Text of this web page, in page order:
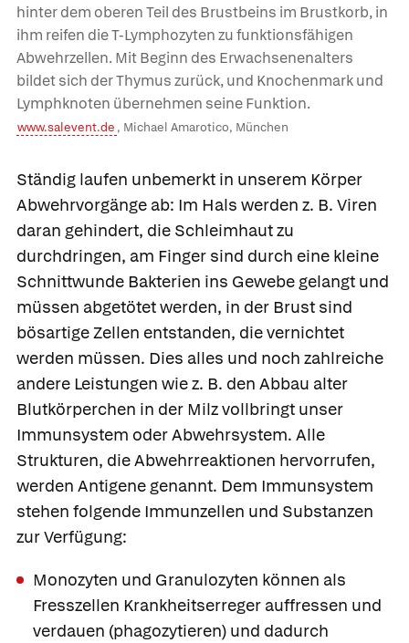
hinter dem oberen Teil des Brustbeins im Brustkorb, in
ihm reifen die T-Lymphozyten zu funktionsfähigen
Abwehrzellen. Mit Beginn des Erwachsenenalters
bildet sich der Thymus zurück, und Knochenmark und
Lymphknoten übernehmen seine Funktion.
www.salevent.de , Michael Amarotico, München
Ständig laufen unbemerkt in unserem Körper
Abwehrvorgänge ab: Im Hals werden z. B. Viren
daran gehindert, die Schleimhaut zu
durchdringen, am Finger sind durch eine kleine
Schnittwunde Bakterien ins Gewebe gelangt und
müssen abgetötet werden, in der Brust sind
bösartige Zellen entstanden, die vernichtet
werden müssen. Dies alles und noch zahlreiche
andere Leistungen wie z. B. den Abbau alter
Blutkörperchen in der Milz vollbringt unser
Immunsystem oder Abwehrsystem. Alle
Strukturen, die Abwehrreaktionen hervorrufen,
werden Antigenegenannt. Dem Immunsystem
stehen folgende Immunzellen und Substanzen
zur Verfügung:
Monozyten und Granulozyten können als
Fresszellen Krankheitserreger auffressen und
verdauen (phagozytieren) und dadurch